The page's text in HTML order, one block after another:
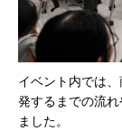
イベント内では
発するまでの流
ました。